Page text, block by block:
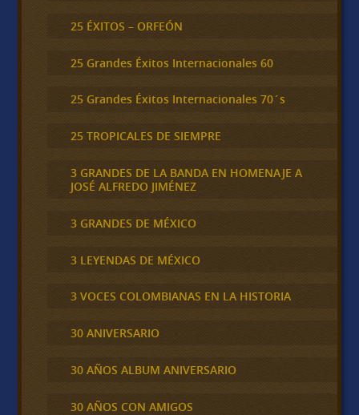
25 ÉXITOS – ORFEÓN
25 Grandes Éxitos Internacionales 60
25 Grandes Éxitos Internacionales 70´s
25 TROPICALES DE SIEMPRE
3 GRANDES DE LA BANDA EN HOMENAJE A
JOSÉ ALFREDO JIMÉNEZ
3 GRANDES DE MÉXICO
3 LEYENDAS DE MÉXICO
3 VOCES COLOMBIANAS EN LA HISTORIA
30 ANIVERSARIO
30 AÑOS ALBUM ANIVERSARIO
30 AÑOS CON AMIGOS